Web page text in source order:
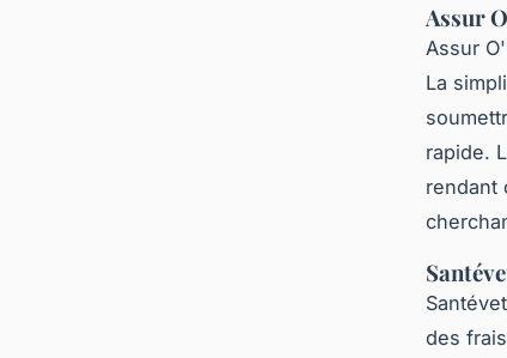
Assur
Assur
La
rapide.
rendant
des